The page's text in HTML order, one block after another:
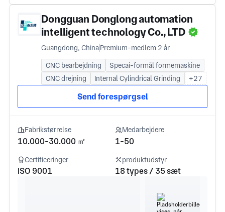
Dongguan Donglong automation
intelligent technology Co., LTD
Guangdong, ChinaPremium-medlem 2 år
CNC bearbejdning
Specai-formål formemaskine
CNC drejning
Internal Cylindrical Grinding +27
Send forespørgsel
Fabrikstørrelse
10.000-30.000 ㎡
Medarbejdere
1-50
Certificeringer
ISO 9001
produktudstyr
18 types / 35 sæt